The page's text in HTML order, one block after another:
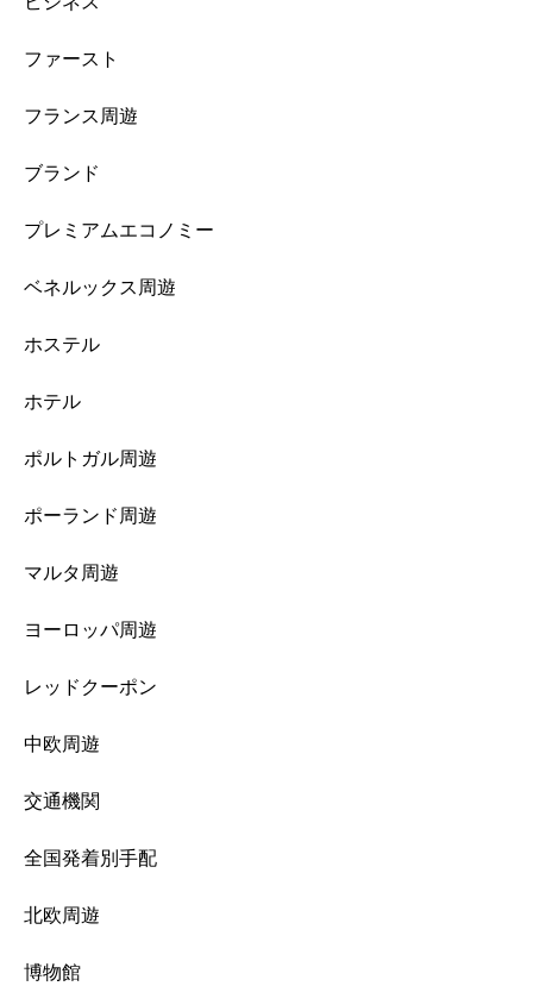
ファースト
フランス周遊
ブランド
プレミアムエコノミー
ベネルックス周遊
ホステル
ホテル
ポルトガル周遊
ポーランド周遊
マルタ周遊
ヨーロッパ周遊
レッドクーポン
中欧周遊
交通機関
全国発着別手配
北欧周遊
博物館